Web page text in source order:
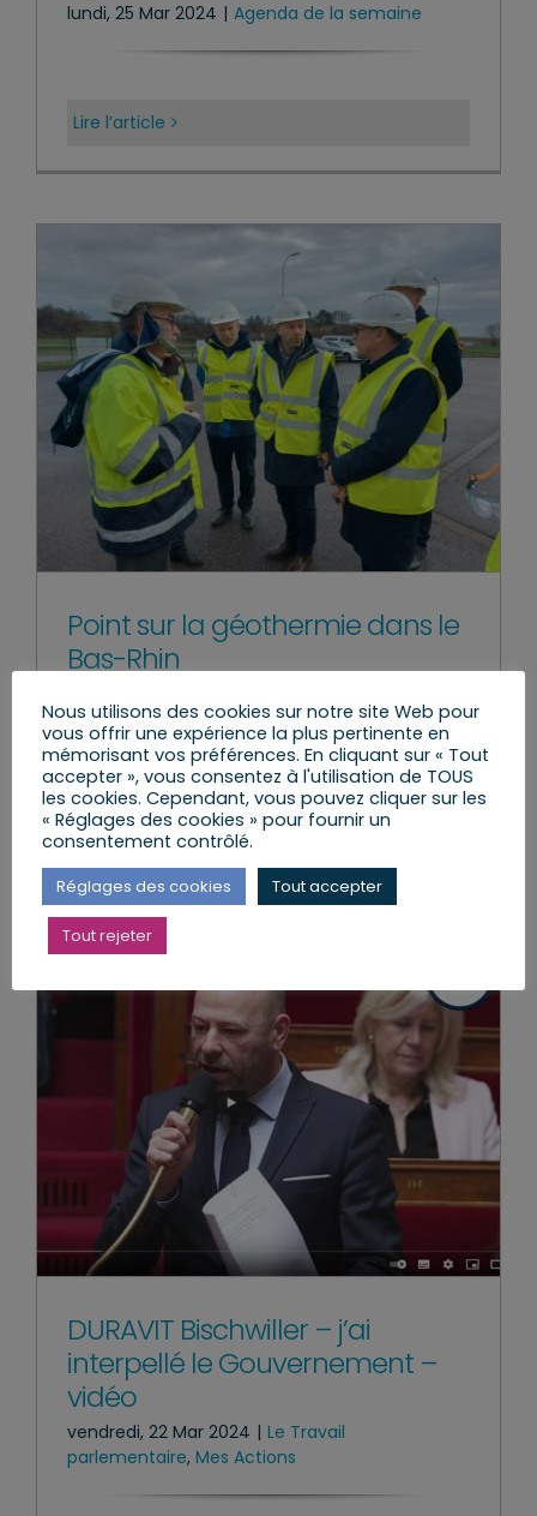
lundi, 25 Mar 2024 | Agenda de la semaine
Lire l’article
Point sur la géothermie dans le
Bas-Rhin
parlementaire,Mes Actions
Lire l’article
DURAVIT Bischwiller – j’ai
interpellé le Gouvernement –
vidéo
vendredi, 22 Mar 2024 | Le Travail
parlementaire, Mes Actions
Nous utilisons des cookies sur notre site Web pour
vous offrir une expérience la plus pertinente en
mémorisant vos préférences. En cliquant sur « Tout
accepter », vous consentez à l'utilisation de TOUS
les cookies. Cependant, vous pouvez cliquer sur les
« Réglages des cookies » pour fournir un
consentement contrôlé.
Réglages des cookies Tout accepter
Tout rejeter